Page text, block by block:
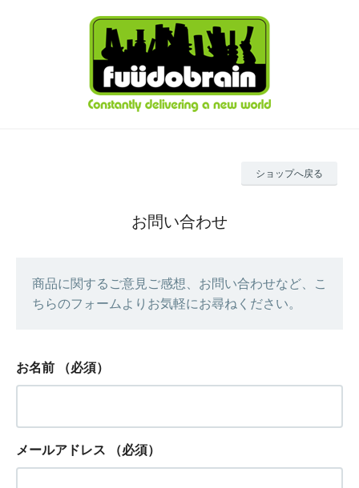
ショップへ戻る
お問い合わせ
商品に関するご意見ご感想、お問い合わせなど、こ
ちらのフォームよりお気軽にお尋ねください。
お名前 （必須）
メールアドレス （必須）